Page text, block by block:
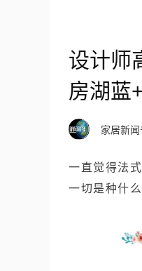
设计师
房湖蓝
家居新闻
一直觉得法式
一切是种什